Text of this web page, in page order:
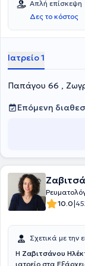
Αθηνών "Ο
Απλή επίσκεψη
Δες το κόστος
Ιατρείο 1
Παπάγου 66 ,
Επόμενη
10.0|
Σχετικά με την
Η Ζαβιτσάνου
ιατρείο στα